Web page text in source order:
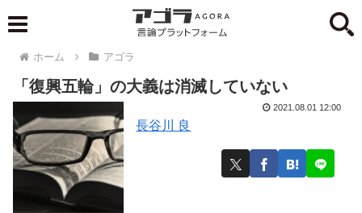
ホーム アゴラ
「復興五輪」の大義は消滅していない
長谷川 良
2021.08.01 12:00